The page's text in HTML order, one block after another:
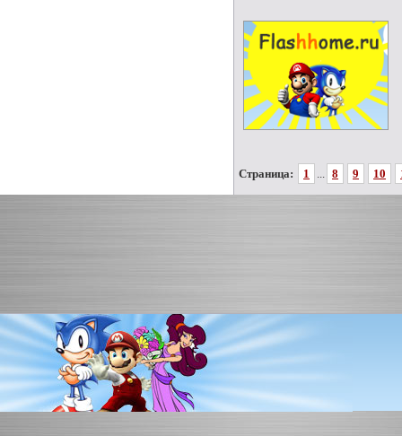
Страница: 1 8 9 10